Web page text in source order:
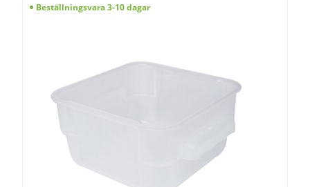
Beställningsvara 3-10 dagar